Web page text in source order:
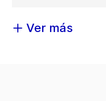
Ver más